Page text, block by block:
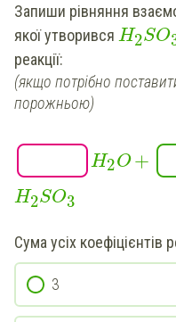
Запиши рівняння
якої утворився H2SO
реакції:
(якщо потрібно
порожньою)
H2O +
H2SO3
Сума усіх коефіцієнтів
3